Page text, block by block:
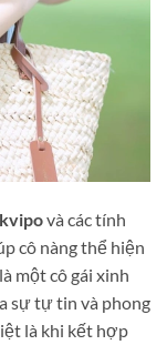
và các tính
cô nàng thể hiện
một cô gái xinh
sự tự tin và phong
là khi kết hợp